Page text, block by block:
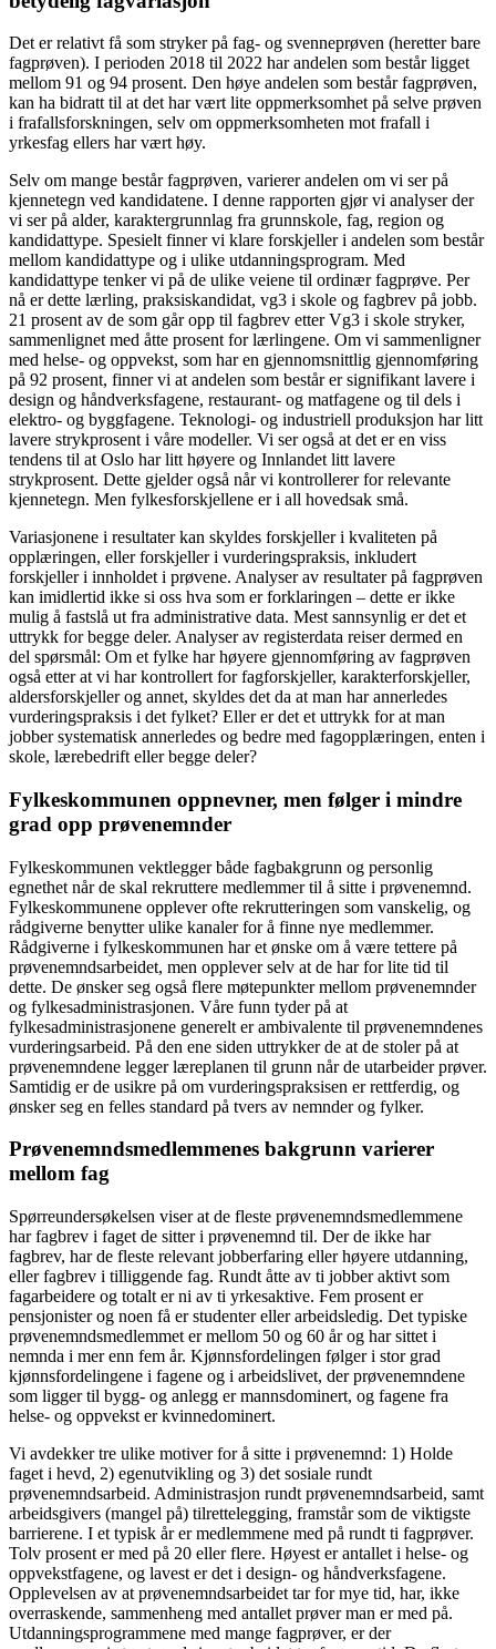
Det er relativt få som stryker på fag- og svenneprøven (heretter bare
fagprøven). I perioden 2018 til 2022 har andelen som består ligget
mellom 91 og 94 prosent. Den høye andelen som består fagprøven,
kan ha bidratt til at det har vært lite oppmerksomhet på selve prøven
i frafallsforskningen, selv om oppmerksomheten mot frafall i
yrkesfag ellers har vært høy.
Selv om mange består fagprøven, varierer andelen om vi ser på
kjennetegn ved kandidatene. I denne rapporten gjør vi analyser der
vi ser på alder, karaktergrunnlag fra grunnskole, fag, region og
kandidattype. Spesielt finner vi klare forskjeller i andelen som består
mellom kandidattype og i ulike utdanningsprogram. Med
kandidattype tenker vi på de ulike veiene til ordinær fagprøve. Per
nå er dette lærling, praksiskandidat, vg3 i skole og fagbrev på jobb.
21 prosent av de som går opp til fagbrev etter Vg3 i skole stryker,
sammenlignet med åtte prosent for lærlingene. Om vi sammenligner
med helse- og oppvekst, som har en gjennomsnittlig gjennomføring
på 92 prosent, finner vi at andelen som består er signifikant lavere i
design og håndverksfagene, restaurant- og matfagene og til dels i
elektro- og byggfagene. Teknologi- og industriell produksjon har litt
lavere strykprosent i våre modeller. Vi ser også at det er en viss
tendens til at Oslo har litt høyere og Innlandet litt lavere
strykprosent. Dette gjelder også når vi kontrollerer for relevante
kjennetegn. Men fylkesforskjellene er i all hovedsak små.
Variasjonene i resultater kan skyldes forskjeller i kvaliteten på
opplæringen, eller forskjeller i vurderingspraksis, inkludert
forskjeller i innholdet i prøvene. Analyser av resultater på fagprøven
kan imidlertid ikke si oss hva som er forklaringen – dette er ikke
mulig å fastslå ut fra administrative data. Mest sannsynlig er det et
uttrykk for begge deler. Analyser av registerdata reiser dermed en
del spørsmål: Om et fylke har høyere gjennomføring av fagprøven
også etter at vi har kontrollert for fagforskjeller, karakterforskjeller,
aldersforskjeller og annet, skyldes det da at man har annerledes
vurderingspraksis i det fylket? Eller er det et uttrykk for at man
jobber systematisk annerledes og bedre med fagopplæringen, enten i
skole, lærebedrift eller begge deler?
Fylkeskommunen oppnevner, men følger i mindre
grad opp prøvenemnder
Fylkeskommunen vektlegger både fagbakgrunn og personlig
egnethet når de skal rekruttere medlemmer til å sitte i prøvenemnd.
Fylkeskommunene opplever ofte rekrutteringen som vanskelig, og
rådgiverne benytter ulike kanaler for å finne nye medlemmer.
Rådgiverne i fylkeskommunen har et ønske om å være tettere på
prøvenemndsarbeidet, men opplever selv at de har for lite tid til
dette. De ønsker seg også flere møtepunkter mellom prøvenemnder
og fylkesadministrasjonen. Våre funn tyder på at
fylkesadministrasjonene generelt er ambivalente til prøvenemndenes
vurderingsarbeid. På den ene siden uttrykker de at de stoler på at
prøvenemndene legger læreplanen til grunn når de utarbeider prøver.
Samtidig er de usikre på om vurderingspraksisen er rettferdig, og
ønsker seg en felles standard på tvers av nemnder og fylker.
Prøvenemndsmedlemmenes bakgrunn varierer
mellom fag
Spørreundersøkelsen viser at de fleste prøvenemndsmedlemmene
har fagbrev i faget de sitter i prøvenemnd til. Der de ikke har
fagbrev, har de fleste relevant jobberfaring eller høyere utdanning,
eller fagbrev i tilliggende fag. Rundt åtte av ti jobber aktivt som
fagarbeidere og totalt er ni av ti yrkesaktive. Fem prosent er
pensjonister og noen få er studenter eller arbeidsledig. Det typiske
prøvenemndsmedlemmet er mellom 50 og 60 år og har sittet i
nemnda i mer enn fem år. Kjønnsfordelingen følger i stor grad
kjønnsfordelingene i fagene og i arbeidslivet, der prøvenemndene
som ligger til bygg- og anlegg er mannsdominert, og fagene fra
helse- og oppvekst er kvinnedominert.
Vi avdekker tre ulike motiver for å sitte i prøvenemnd: 1) Holde
faget i hevd, 2) egenutvikling og 3) det sosiale rundt
prøvenemndsarbeid. Administrasjon rundt prøvenemndsarbeid, samt
arbeidsgivers (mangel på) tilrettelegging, framstår som de viktigste
barrierene. I et typisk år er medlemmene med på rundt ti fagprøver.
Tolv prosent er med på 20 eller flere. Høyest er antallet i helse- og
oppvekstfagene, og lavest er det i design- og håndverksfagene.
Opplevelsen av at prøvenemndsarbeidet tar for mye tid, har, ikke
overraskende, sammenheng med antallet prøver man er med på.
Utdanningsprogrammene med mange fagprøver, er der